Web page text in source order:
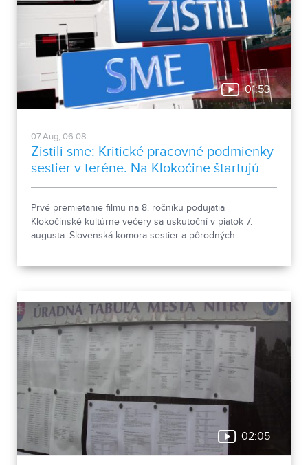
01:53
07.Aug, 06:08
Zistili sme: Kritické pracovné podmienky
sestier v teréne. Na Klokočine štartujú
kultúrne večery
Prvé premietanie filmu na 8. ročníku podujatia
Klokočinské kultúrne večery sa uskutoční v piatok 7.
augusta. Slovenská komora sestier a pôrodných
02:05